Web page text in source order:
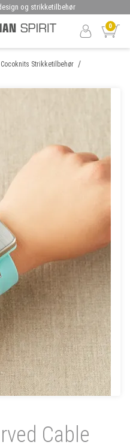
og strikketilbehør
0
/
Cocoknits Strikketilbehør
Cable